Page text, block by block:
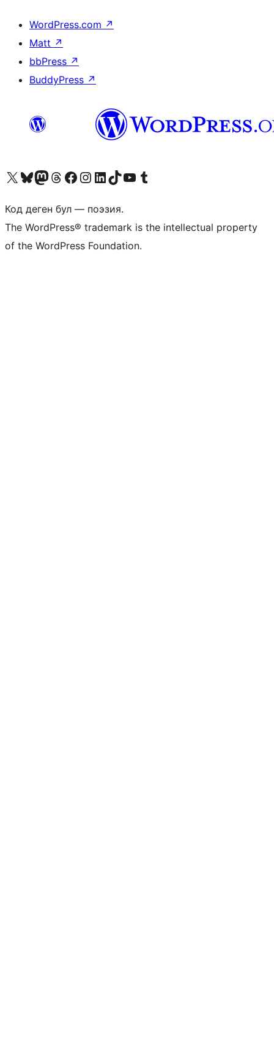
WordPress.com ↗
Matt ↗
bbPress ↗
BuddyPress ↗
Visit our X (formerly Twitter) account
Visit our Bluesky account
Биздин Mastodon түрмөгүбүзгө баш багыңыз
Visit our Threads account
Биздин Facebook баракчабызга кириңиз
Биздин Instagram баракчабызга баш багыңыз
Биздин LinkedIn баракчабызга баш багыңыз
Visit our TikTok account
Visit our YouTube channel
Visit our Tumblr account
Код деген бул — поэзия.
The WordPress® trademark is the intellectual property
of the WordPress Foundation.